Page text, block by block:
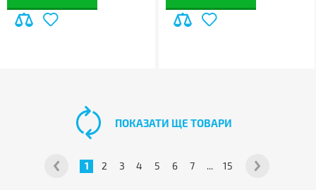
1 2 3 4 5 6 7 ... 15
ПОКАЗАТИ ЩЕ ТОВАРИ